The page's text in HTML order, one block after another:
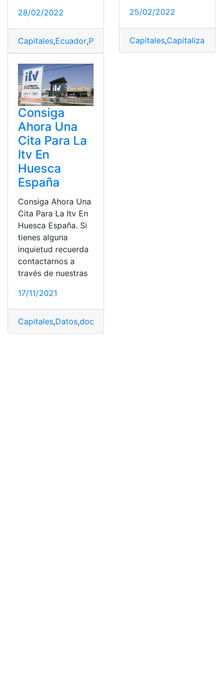
28/02/2022
Capitales,Ecuador,Provincias Quito,top2
25/02/2022
Capitales,Capitalizar
Consiga
Ahora Una
Cita Para La
Itv En
Huesca
España
Consiga Ahora Una
Cita Para La Itv En
Huesca España. Si
tienes alguna
inquietud recuerda
contactarnos a
través de nuestras
17/11/2021
Capitales,Datos,documentación